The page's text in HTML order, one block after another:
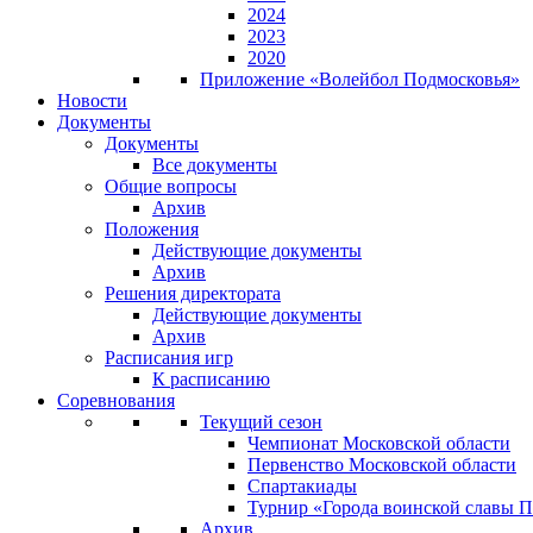
2024
2023
2020
Приложение «Волейбол Подмосковья»
Новости
Документы
Документы
Все документы
Общие вопросы
Архив
Положения
Действующие документы
Архив
Решения директората
Действующие документы
Архив
Расписания игр
К расписанию
Соревнования
Текущий сезон
Чемпионат Московской области
Первенство Московской области
Спартакиады
Турнир «Города воинской славы
Архив